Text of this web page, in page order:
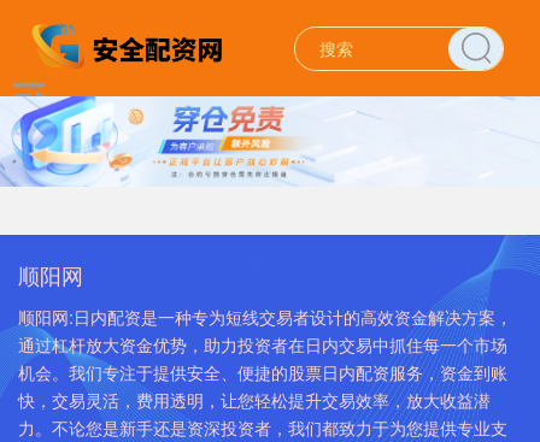
顺阳网
顺阳网:日内配资是一种专为短线交易者设计的高效资金解决方案，
通过杠杆放大资金优势，助力投资者在日内交易中抓住每一个市场
机会。我们专注于提供安全、便捷的股票日内配资服务，资金到账
快，交易灵活，费用透明，让您轻松提升交易效率，放大收益潜
力。不论您是新手还是资深投资者，我们都致力于为您提供专业支